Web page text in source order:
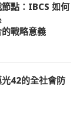
點：IBCS 如何
戰略意義
42的全社會防